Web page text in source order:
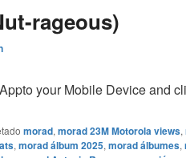
rageous)
your Mobile Device and
morad, morad 23M Motorola views,
, morad álbum 2025, morad álbumes,